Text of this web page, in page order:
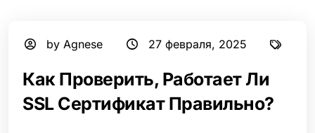
by Agnese 27 февраля, 2025
Как Проверить, Работает Ли
SSL Сертификат Правильно?